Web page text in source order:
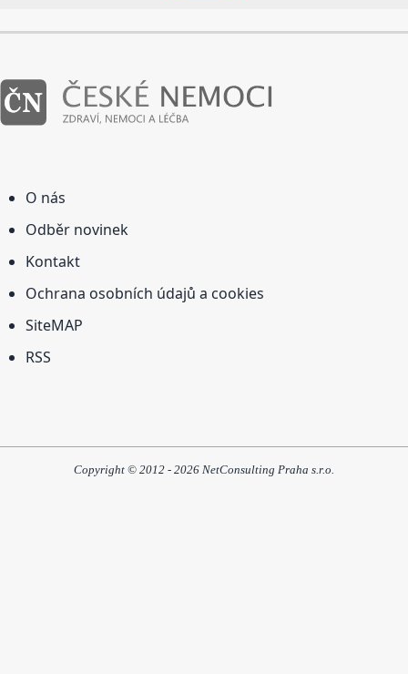
O nás
Odběr novinek
Kontakt
Ochrana osobních údajů a cookies
SiteMAP
RSS
Copyright © 2012 - 2026 NetConsulting Praha s.r.o.